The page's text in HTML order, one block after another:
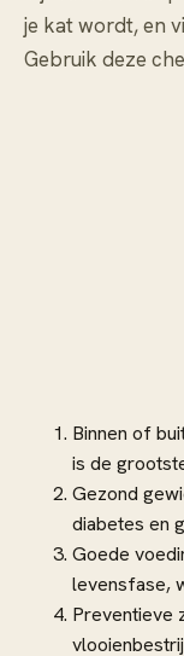
je kat wordt, en
Gebruik deze
Binnen of
is de
Gezond
diabetes en
Goede
levensfase,
Preventieve